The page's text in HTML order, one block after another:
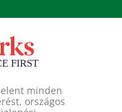
minden
országos